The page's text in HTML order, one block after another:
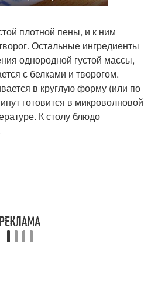
плотной пены, и к ним
Остальные ингредиенты
однородной густой массы,
с белками и творогом.
в круглую форму (или по
готовится в микроволновой
К столу блюдо